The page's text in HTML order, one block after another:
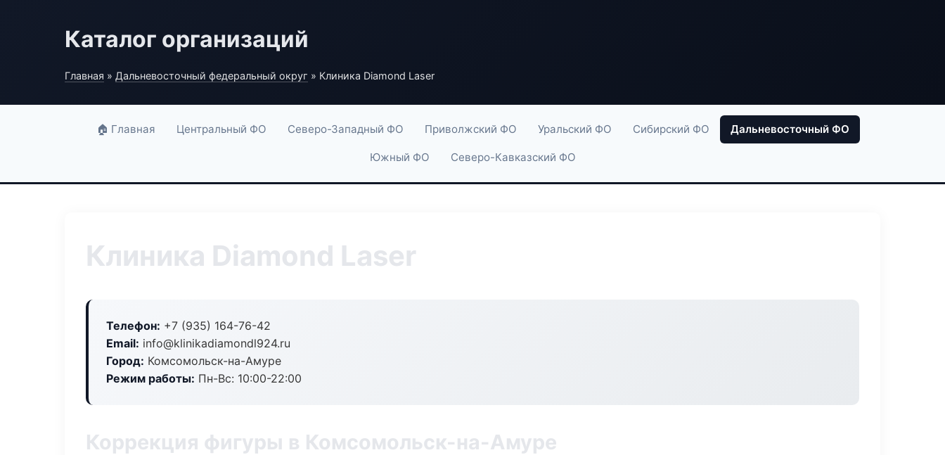
Каталог организаций
Главная » Дальневосточный федеральный округ » Клиника Diamond Laser
🏠 Главная Центральный ФО Северо-Западный ФО Приволжский ФО Уральский ФО Сибирский ФО Дальневосточный ФО
Южный ФО Северо-Кавказский ФО
Клиника Diamond Laser
Телефон: +7 (935) 164-76-42
Email: info@klinikadiamondl924.ru
Город: Комсомольск-на-Амуре
Режим работы: Пн-Вс: 10:00-22:00
Коррекция фигуры в Комсомольск-на-Амуре